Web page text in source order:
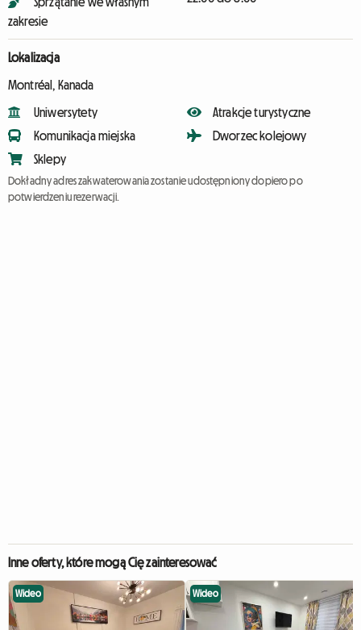
zakresie
Lokalizacja
Montréal, Kanada
Uniwersytety
Komunikacja miejska
Sklepy
Atrakcje turystyczne
Dworzec kolejowy
Dokładny adres zakwaterowania zostanie udostępniony dopiero po
potwierdzeniu rezerwacji.
Inne oferty, które mogą Cię zainteresować
Wideo Wideo